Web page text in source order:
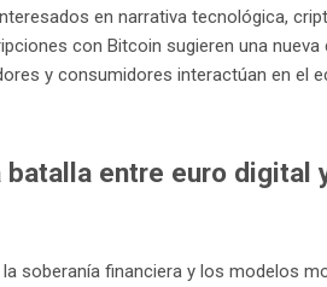
en narrativa tecnológica,
con Bitcoin sugieren una
y consumidores interactúan en el
batalla entre euro digital
soberanía financiera y los modelos